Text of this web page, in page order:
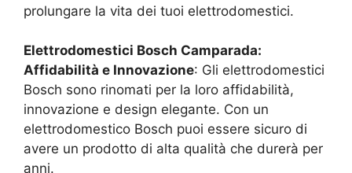
prolungare la vita dei tuoi elettrodomestici.
Elettrodomestici Bosch Camparada:
Affidabilità e Innovazione: Gli elettrodomestici
Bosch sono rinomati per la loro affidabilità,
innovazione e design elegante. Con un
elettrodomestico Bosch puoi essere sicuro di
avere un prodotto di alta qualità che durerà per
anni.